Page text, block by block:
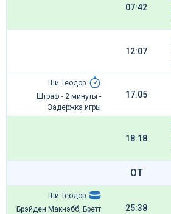
07:42
12:07
Ши Теодор
Штраф - 2 минуты -
Задержка игры
17:05
18:18
ОТ
Ши Теодор
Брэйден Макнэбб, Бретт
25:38